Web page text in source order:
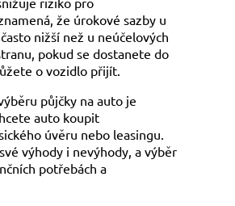
že úrokové sazby u
nižší než u neúčelových
pokud se dostanete do
o vozidlo přijít.
půjčky na auto je
auto koupit
úvěru nebo leasingu.
výhody i nevýhody, a výběr
potřebách a